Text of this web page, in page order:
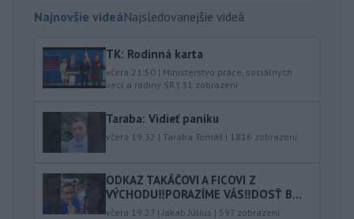
Najnovšie videáNajsledovanejšie videá
TK: Rodinná karta
včera 21:50 | Ministerstvo práce, sociálnych
vecí a rodiny SR | 31 zobrazení
Taraba: Vidieť paniku
včera 19:32 | Taraba Tomáš | 1816 zobrazení
ODKAZ TAKÁČOVI A FICOVI Z
VÝCHODU‼️PORAZÍME VÁS‼️DOSŤ B...
včera 19:27 | Jakab Július | 597 zobrazení